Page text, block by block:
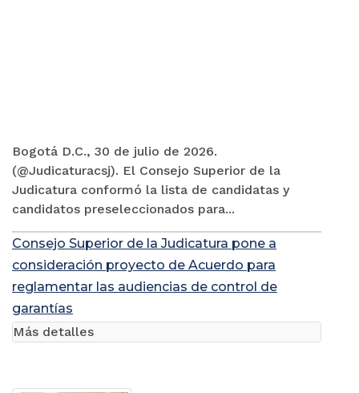
Bogotá D.C., 30 de julio de 2026.
(@Judicaturacsj). El Consejo Superior de la
Judicatura conformó la lista de candidatas y
candidatos preseleccionados para...
Consejo Superior de la Judicatura pone a
consideración proyecto de Acuerdo para
reglamentar las audiencias de control de
garantías
Más detalles